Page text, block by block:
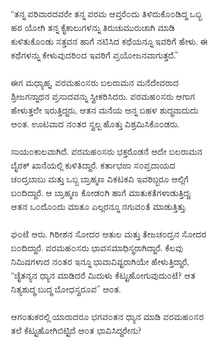
“ತನ್ನ ಪರಿವಾರದವರೇ ತನ್ನ ಪರಮ ಆಪ್ತರೆಂದು ತಿಳಿದುಕೊಂಡಿದ್ದ ಒಬ್ಬ
ಹಠ ಯೋಗಿ ತನ್ನ ಕೈಕಾಲುಗಳನ್ನು ತಿರುಚುಮುರುಚಾಗಿ ಮಾಡಿ
ಕುಳಿತುಕೊಂಡು ಸತ್ತವನ ಹಾಗೆ ನಟಿಸಿದ ಕಥೆಯನ್ನೂ ಇವರಿಗೆ ಹೇಳು. ಈ
ಕಥೆಗಳನ್ನು ಕೇಳುವುದರಿಂದ ಇವರಿಗೆ ಪ್ರಯೋಜನವಾಗುತ್ತದೆ.”
ಈಗ ಮಧ್ಯಾಹ್ನ, ಪರಮಹಂಸರು ಬಲರಾಮನ ಮನೆದೇವರಾದ
ಶ್ರೀಜಗನ್ನಾಥನ ಪ್ರಸಾದವನ್ನು ಸ್ವೀಕರಿಸಿದರು. ಪರಮಹಂಸರು ಆಗಾಗ
ಹೇಳುತ್ತಲೇ ಇರುತ್ತಿದ್ದರು, ಆತನ ಮನೆಯ ಅನ್ನ ಬಹಳ ಶುದ್ಧವಾದುದು
ಅಂತ. ಊಟವಾದ ನಂತರ ಸ್ವಲ್ಪ ಹೊತ್ತು ವಿಶ್ರಮಿಸಿಕೊಂಡರು.
ಸಾಯಂಕಾಲವಾಗಿದೆ. ಪರಮಹಂಸರು ಭಕ್ತರೊಡನೆ ಅದೇ ಬಲರಾಮನ
ಬೈಠಕ್ ಖಾನೆಯಲ್ಲಿ ಕುಳಿತಿದ್ದಾರೆ. ಕರ್ತಾಭಜಾ ಸಂಪ್ರದಾಯದ
ಚಂದ್ರಬಾಬು ಮತ್ತು ಒಬ್ಬ ಬ್ರಾಹ್ಮಣ ವಿಕಟಕವಿ ಇವರಿಬ್ಬರೂ ಅಲ್ಲಿಗೆ
ಬಂದಿದ್ದಾರೆ. ಆ ಬ್ರಾಹ್ಮಣ ಕೋಡಂಗಿ ಹಾಗೆ ಮಾತುಕತೆಗಳಾಡುತ್ತಿದ್ದ;
ಆತನ ಒಂದೊಂದು ಮಾತೂ ಎಲ್ಲರನ್ನೂ ನಗುವಂತೆ ಮಾಡುತ್ತಿತ್ತು.
ಘಂಟೆ ಆರು. ಗಿರೀಶನ ಸೋದರ ಅತುಲ ಮತ್ತು ತೇಜಚಂದ್ರನ ಸೋದರ
ಬಂದಿದ್ದಾರೆ. ಪರಮಹಂಸರು ಭಾವಸಮಾಧಿಸ್ಥರಾಗಿದ್ದಾರೆ. ಕೆಲವು
ನಿಮಿಷಗಳಾದ ನಂತರ ಇನ್ನೂ ಭಾವಾವಿಷ್ಟರಾಗಿಯೇ ಹೇಳುತ್ತಿದ್ದಾರೆ,
“ಚೈತನ್ಯನ ಧ್ಯಾನ ಮಾಡಿದರೆ ಮಿದುಳು ಕೆಟ್ಟುಹೋಗುವುದುಂಟೆ? ಆತ
ನಿತ್ಯಶುದ್ಧ ಬುದ್ಧ ಬೋಧಸ್ವರೂಪ” ಅಂತ.
ಆಗಂತುಕರಲ್ಲಿ ಯಾರಾದರೂ ಭಗವಂತನ ಧ್ಯಾನ ಮಾಡಿ ಪರಮಹಂಸರ
ತಲೆ ಕೆಟ್ಟುಹೋಗಿಬಿಟ್ಟಿದೆ ಅಂತ ಭಾವಿಸಿದ್ದರೇನು?